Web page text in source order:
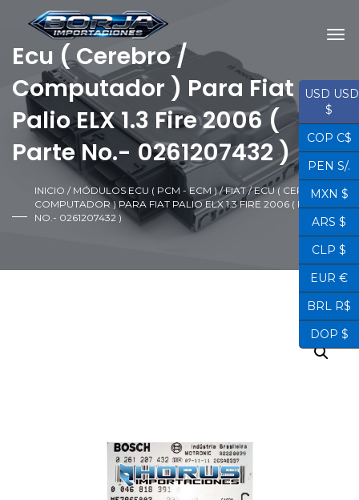
Ecu ( Cerebro /
Computador ) Para Fiat
Palio ELX 1.3 Fire 2006 (
Parte No.- 0261207432 )
INICIO / MÓDULOS ECU ( PCM - ECM )/FIAT/ ECU ( CEREBRO /
COMPUTADOR ) PARA FIAT PALIO ELX 1.3 FIRE 2006 ( PARTE
NO.- 0261207432 )
USD USD
$
COP C$
PEN S/.
MXN $
ARS $
CLP $
EUR €
BRL R$
DOP $